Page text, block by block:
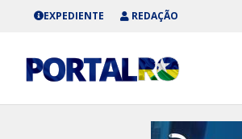
EXPEDIENTE REDAÇÃO